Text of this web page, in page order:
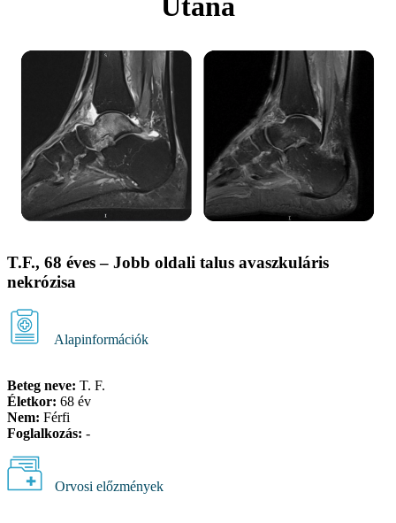
T.F., 68 éves – Jobb oldali talus avaszkuláris
nekrózisa
Alapinformációk
Beteg neve: T. F.
Életkor: 68 év
Nem: Férfi
Foglalkozás: -
Orvosi előzmények